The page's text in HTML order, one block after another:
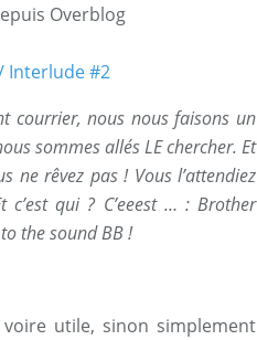
Overblog
courrier, nous nous faisons un
sommes allés LE chercher. Et
ne rêvez pas ! Vous l’attendiez
qui ? C’eeest … : Brother
the sound BB !
utile, sinon simplement